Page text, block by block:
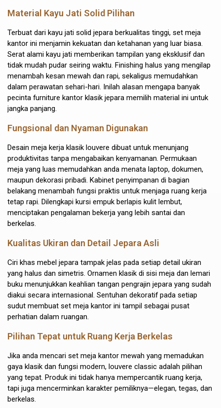
Material Kayu Jati Solid Pilihan
Terbuat dari kayu jati solid jepara berkualitas tinggi, set meja
kantor ini menjamin kekuatan dan ketahanan yang luar biasa.
Serat alami kayu jati memberikan tampilan yang eksklusif dan
tidak mudah pudar seiring waktu. Finishing halus yang mengilap
menambah kesan mewah dan rapi, sekaligus memudahkan
dalam perawatan sehari-hari. Inilah alasan mengapa banyak
pecinta furniture kantor klasik jepara memilih material ini untuk
jangka panjang.
Fungsional dan Nyaman Digunakan
Desain meja kerja klasik louvere dibuat untuk menunjang
produktivitas tanpa mengabaikan kenyamanan. Permukaan
meja yang luas memudahkan anda menata laptop, dokumen,
maupun dekorasi pribadi. Kabinet penyimpanan di bagian
belakang menambah fungsi praktis untuk menjaga ruang kerja
tetap rapi. Dilengkapi kursi empuk berlapis kulit lembut,
menciptakan pengalaman bekerja yang lebih santai dan
berkelas.
Kualitas Ukiran dan Detail Jepara Asli
Ciri khas mebel jepara tampak jelas pada setiap detail ukiran
yang halus dan simetris. Ornamen klasik di sisi meja dan lemari
buku menunjukkan keahlian tangan pengrajin jepara yang sudah
diakui secara internasional. Sentuhan dekoratif pada setiap
sudut membuat set meja kantor ini tampil sebagai pusat
perhatian dalam ruangan.
Pilihan Tepat untuk Ruang Kerja Berkelas
Jika anda mencari set meja kantor mewah yang memadukan
gaya klasik dan fungsi modern, louvere classic adalah pilihan
yang tepat. Produk ini tidak hanya mempercantik ruang kerja,
tapi juga mencerminkan karakter pemiliknya—elegan, tegas, dan
berkelas.